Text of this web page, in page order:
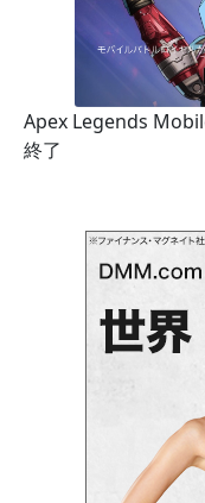
Apex Legends
終了